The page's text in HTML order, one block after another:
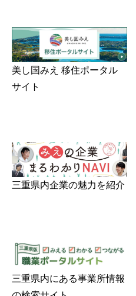
美し国みえ 移住ポータル
サイト
三重県内企業の魅力を紹介
三重県内にある事業所情報